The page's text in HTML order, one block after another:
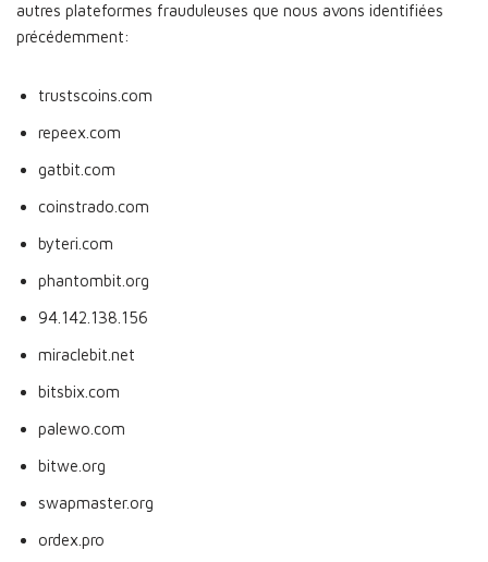
autres plateformes frauduleuses que nous avons identifiées
précédemment:
trustscoins.com
repeex.com
gatbit.com
coinstrado.com
byteri.com
phantombit.org
94.142.138.156
miraclebit.net
bitsbix.com
palewo.com
bitwe.org
swapmaster.org
ordex.pro